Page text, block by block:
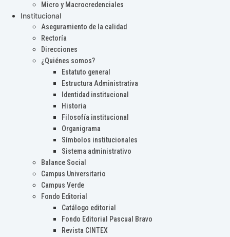
Micro y Macrocredenciales
Institucional
Aseguramiento de la calidad
Rectoría
Direcciones
¿Quiénes somos?
Estatuto general
Estructura Administrativa
Identidad institucional
Historia
Filosofía institucional
Organigrama
Símbolos institucionales
Sistema administrativo
Balance Social
Campus Universitario
Campus Verde
Fondo Editorial
Catálogo editorial
Fondo Editorial Pascual Bravo
Revista CINTEX